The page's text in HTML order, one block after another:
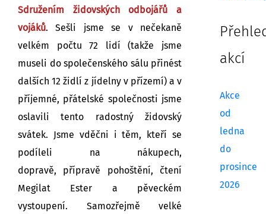
Sdružením židovských odbojářů a
vojáků. Sešli jsme se v nečekaně
velkém počtu 72 lidí (takže jsme
museli do společenského sálu přinést
dalších 12 židlí z jídelny v přízemí) a v
příjemné, přátelské společnosti jsme
oslavili tento radostný židovský
svátek. Jsme vděčni i těm, kteří se
podíleli na nákupech,
dopravě, přípravě pohoštění, čtení
Megilat Ester a pěveckém
vystoupení. Samozřejmě velké
akcí
Akce
od
ledna
do
prosince
2026